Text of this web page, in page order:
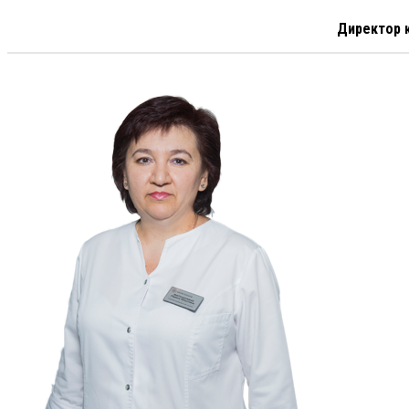
Директор